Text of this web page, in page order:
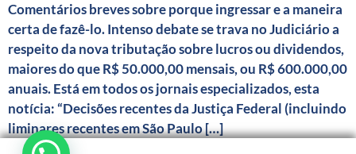
Comentários breves sobre porque ingressar e a maneira
certa de fazê-lo. Intenso debate se trava no Judiciário a
respeito da nova tributação sobre lucros ou dividendos,
maiores do que R$ 50.000,00 mensais, ou R$ 600.000,00
anuais. Está em todos os jornais especializados, esta
notícia: “Decisões recentes da Justiça Federal (incluindo
liminares recentes em São Paulo […]